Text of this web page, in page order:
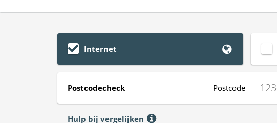
Internet
Postcodecheck Postcode
Hulp bij vergelijken